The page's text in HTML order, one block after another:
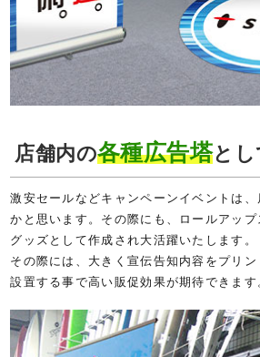
店舗内の各種広告塔とし
激安セールなどキャンペーンイベントは
かと思います。その際にも、ロールアッ
グッズとして作成され大活躍いたします。
その際には、大きく宣伝告知内容をプリ
設置する事で高い販促効果が期待できます